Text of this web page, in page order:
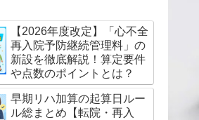
【2026年度改定】「心不全
再入院予防継続管理料」の
新設を徹底解説！算定要件
や点数のポイントとは？
早期リハ加算の起算日ルー
ル総まとめ【転院・再入